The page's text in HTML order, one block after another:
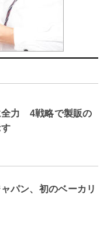
全力 4戦略で製販の
パン、初のベーカリ